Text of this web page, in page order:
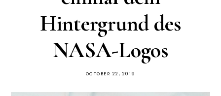
Hintergrund des
NASA-Logos
OCTOBER 22, 2019